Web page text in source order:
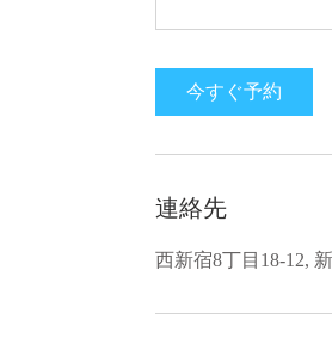
今すぐ予約
連絡先
西新宿8丁目18-12,